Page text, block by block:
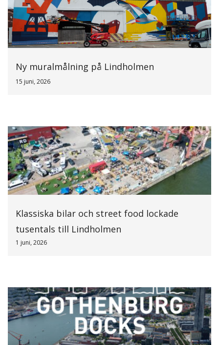
Ny muralmålning på Lindholmen
15 juni, 2026
Klassiska bilar och street food lockade
tusentals till Lindholmen
1 juni, 2026